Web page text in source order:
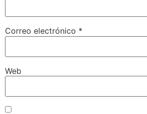
Correo electrónico *
Web